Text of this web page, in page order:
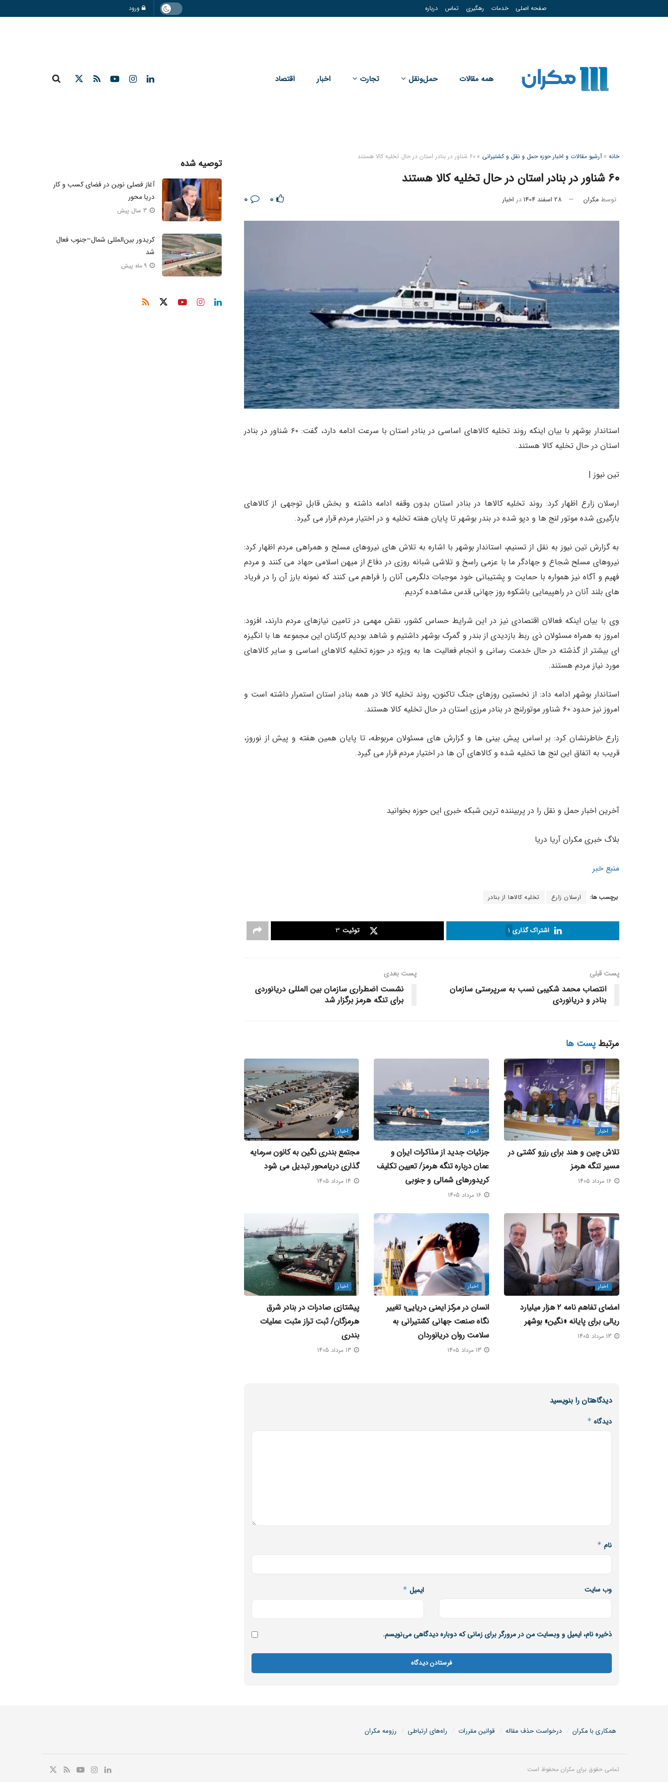
صفحه اصلی خدمات رهگیری تماس درباره ورود
همه مقالات حمل‌و‌نقل تجارت اخبار اقتصاد
خانه »آرشیو مقالات و اخبار حوزه حمل و نقل و کشتیرانی »۶۰ شناور در بنادر استان در حال تخلیه کالا هستند
۶۰ شناور در بنادر استان در حال تخلیه کالا هستند
توسط مکران 28 اسفند 1404 در اخبار 0
استاندار بوشهر با بیان اینکه روند تخلیه کالاهای اساسی در بنادر استان با سرعت ادامه دارد، گفت: ۶۰ شناور در بنادر
استان در حال تخلیه کالا هستند.
تین نیوز |
ارسلان زارع اظهار کرد: روند تخلیه کالاها در بنادر استان بدون وقفه ادامه داشته و بخش قابل توجهی از کالاهای
بارگیری شده موتور لنج ها و دپو شده در بندر بوشهر تا پایان هفته تخلیه و در اختیار مردم قرار می گیرد.
به گزارش تین نیوز به نقل از تسنیم، استاندار بوشهر با اشاره به تلاش های نیروهای مسلح و همراهی مردم اظهار کرد:
نیروهای مسلح شجاع و جهادگر ما با عزمی راسخ و تلاشی شبانه روزی در دفاع از میهن اسلامی حهاد می کنند و مردم
فهیم و آگاه نیز همواره با حمایت و پشتیبانی خود موجبات دلگرمی آنان را فراهم می کنند که نمونه بارز آن را در فریاد
های بلند آنان در راهپیمایی باشکوه روز جهانی قدس مشاهده کردیم.
وی با بیان اینکه فعالان اقتصادی نیز در این شرایط حساس کشور، نقش مهمی در تامین نیازهای مردم دارند، افزود:
امروز به همراه مسئولان ذی ربط بازدیدی از بندر و گمرک بوشهر داشتیم و شاهد بودیم کارکنان این مجموعه ها با انگیزه
ای بیشتر از گذشته در حال خدمت رسانی و انجام فعالیت ها به ویژه در حوزه تخلیه کالاهای اساسی و سایر کالاهای
مورد نیاز مردم هستند.
استاندار بوشهر ادامه داد: از نخستین روزهای جنگ تاکنون، روند تخلیه کالا در همه بنادر استان استمرار داشته است و
امروز نیز حدود ۶۰ شناور موتورلنج در بنادر مرزی استان در حال تخلیه کالا هستند.
زارع خاطرنشان کرد: بر اساس پیش بینی ها و گزارش های مسئولان مربوطه، تا پایان همین هفته و پیش از نوروز،
قریب به اتفاق این لنج ها تخلیه شده و کالاهای آن ها در اختیار مردم قرار می گیرد.
آخرین اخبار حمل و نقل را در پربیننده ترین شبکه خبری این حوزه بخوانید
بلاگ خبری مکران آریا دریا
منبع خبر
برچسب ها: ارسلان زارع تخلیه کالاها از بنادر
اشتراک گذاری 1 توئیت 3
پست قبلی
انتصاب محمد شکیبی نسب به سرپرستی سازمان
بنادر و دریانوردی
پست‌ بعدی
نشست اضطراری سازمان بین المللی دریانوردی
برای تنگه هرمز برگزار شد
مرتبطپست ها
اخبار
تلاش چین و هند برای رزرو کشتی در
مسیر تنگه هرمز
16 مرداد 1405
اخبار
جزئیات جدید از مذاکرات ایران و
عمان درباره تنگه هرمز/ تعیین تکلیف
کریدورهای شمالی و جنوبی
16 مرداد 1405
اخبار
مجتمع بندری نگین به کانون سرمایه‌
گذاری دریامحور تبدیل می‌ شود
اخبار
امضای تفاهم‌ نامه ۲ هزار میلیارد
ریالی برای پایانه «نگین» بوشهر
13 مرداد 1405
اخبار
انسان در مرکز ایمنی دریایی؛ تغییر
نگاه صنعت جهانی کشتیرانی به
سلامت روان دریانوردان
13 مرداد 1405
اخبار
پیشتازی صادرات در بنادر شرق
هرمزگان/ ثبت تراز مثبت عملیات
بندری
دیدگاهتان را بنویسید
دیدگاه *
نام *
ایمیل * وب‌ سایت
ذخیره نام، ایمیل و وبسایت من در مرورگر برای زمانی که دوباره دیدگاهی می‌نویسم.
توصیه شده
آغاز فصلی نوین در فضای کسب و کار
دریا محور
3 سال پیش
کریدور بین‌المللی شمال–جنوب فعال
شد
9 ماه پیش
همکاری با مکران درخواست حذف مقاله قوانین مقررات راه‌های ارتباطی رزومه مکران
تمامی حقوق برای مکران محفوظ است